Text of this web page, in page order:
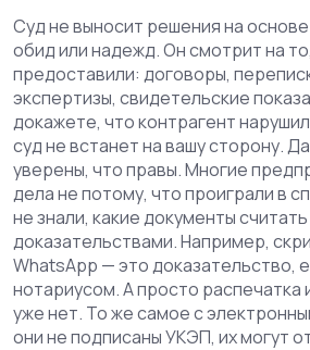
Суд не выносит решения на
обид или надежд. Он смотрит на
предоставили: договоры,
экспертизы, свидетельские
докажете, что контрагент
суд не встанет на вашу сторону.
уверены, что правы. Многие
дела не потому, что проиграли в
не знали, какие документы считать
доказательствами. Например,
WhatsApp — это доказательство,
нотариусом. А просто
уже нет. То же самое с
они не подписаны УКЭП, их могут